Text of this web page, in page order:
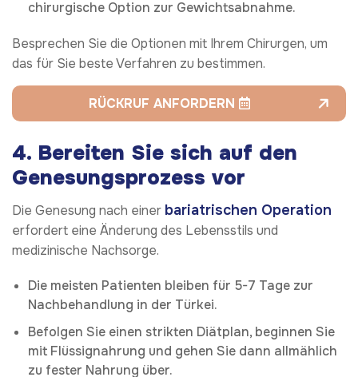
chirurgische Option zur Gewichtsabnahme.
Besprechen Sie die Optionen mit Ihrem Chirurgen, um
das für Sie beste Verfahren zu bestimmen.
RÜCKRUF ANFORDERN
4. Bereiten Sie sich auf den
Genesungsprozess vor
Die Genesung nach einer bariatrischen Operation
erfordert eine Änderung des Lebensstils und
medizinische Nachsorge.
Die meisten Patienten bleiben für 5-7 Tage zur
Nachbehandlung in der Türkei.
Befolgen Sie einen strikten Diätplan, beginnen Sie
mit Flüssignahrung und gehen Sie dann allmählich
zu fester Nahrung über.